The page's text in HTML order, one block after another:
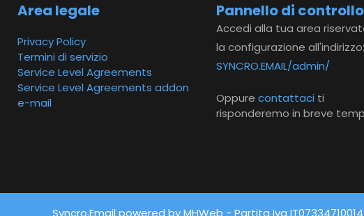
Area legale
Privacy Policy
Termini di servizio
Service Level Agreements
Service Level Agreements addon
e-mail
Pannello di controllo
Accedi alla tua area
la configurazione all'indirizzo:
SYNCRO.EMAIL/admin/
Oppure contattaci ti
risponderemo in breve
Syncro.Email powered by MHWeb - Partita Iva IT07334710014